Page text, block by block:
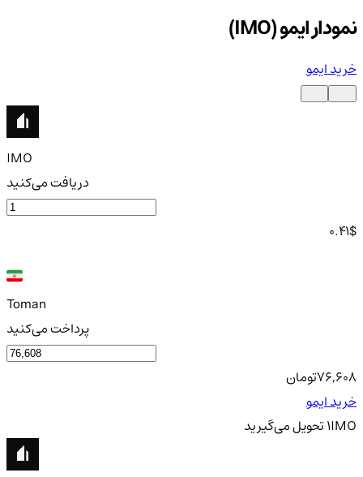
نمودار ایمو (IMO)
خرید ایمو
IMO
دریافت می‌کنید
0.41$
Toman
پرداخت می‌کنید
76,608تومان
خرید ایمو
1IMOتحویلمی‌گیرید